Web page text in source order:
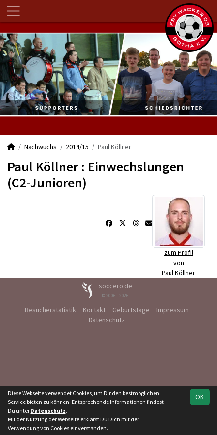
Nachwuchs 2014/15 Paul Köllner
Paul Köllner : Einwechslungen
(C2-Junioren)
zum Profil
von
Paul Köllner
soccero.de
© 2006 - 2026
Besucherstatistik Kontakt Geburtstage
Impressum
Datenschutz
OK
Diese Webseite verwendet Cookies, um Dir den bestmöglichen
Service bieten zu können. Entsprechende Informationen findest
Du unter Datenschutz.
Mit der Nutzung der Webseite erklärst Du Dich mit der
Verwendung von Cookies einverstanden.